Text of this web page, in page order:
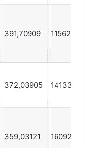
391,70909 115620
372,03905 141333
359,03121 160924